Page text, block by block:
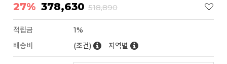
27% 378,630 518,890
적립금
1%
배송비
(조건) 지역별